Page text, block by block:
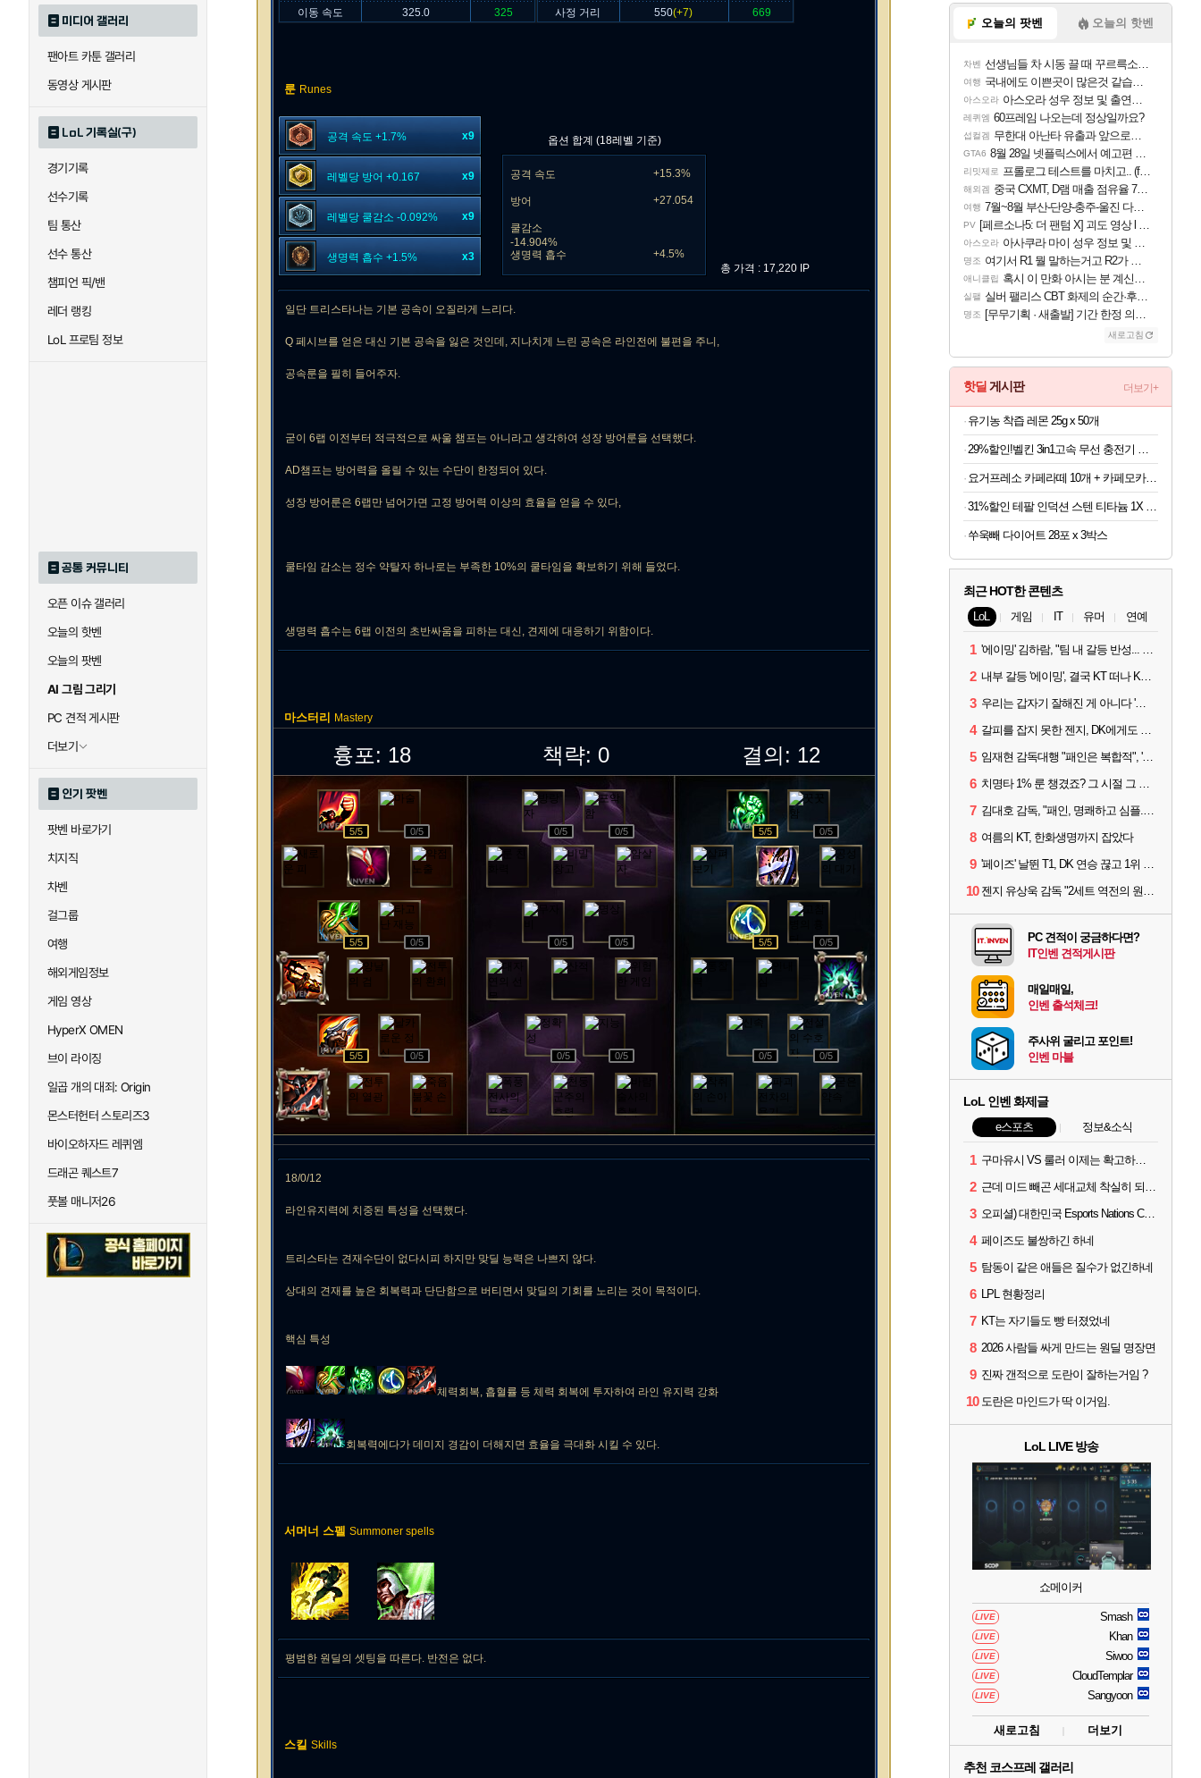
미디어 갤러리
팬아트 카툰 갤러리
동영상 게시판
LoL 기록실(구)
경기기록
선수기록
팀 통산
선수 통산
챔피언 픽/밴
레더 랭킹
LoL 프로팀 정보
공통 커뮤니티
오픈 이슈 갤러리
오늘의 핫벤
오늘의 팟벤
AI 그림 그리기
PC 견적 게시판
더보기
인기 팟벤
팟벤 바로가기
치지직
차벤
걸그룹
여행
해외게임정보
게임 영상
HyperX OMEN
브이 라이징
일곱 개의 대죄: Origin
몬스터헌터 스토리즈3
바이오하자드 레퀴엠
드래곤 퀘스트7
풋볼 매니저26
이동 속도
325.0 325 사정 거리 550(+7) 669
룬 Runes
공격 속도 +1.7% x9
레벨당 방어 +0.167 x9
레벨당 쿨감소 -0.092% x9
생명력 흡수 +1.5% x3
옵션 합계 (18레벨 기준)
공격 속도 +15.3%
방어 +27.054
쿨감소
-14.904%
생명력 흡수
+4.5%
총 가격 : 17,220 IP
일단 트리스타나는 기본 공속이 오질라게 느리다.
Q 페시브를 얻은 대신 기본 공속을 잃은 것인데, 지나치게 느린 공속은 라인전에 불편을 주니,
공속룬을 필히 들어주자.
굳이 6랩 이전부터 적극적으로 싸울 챔프는 아니라고 생각하여 성장 방어룬을 선택했다.
AD챔프는 방어력을 올릴 수 있는 수단이 한정되어 있다.
성장 방어룬은 6랩만 넘어가면 고정 방어력 이상의 효율을 얻을 수 있다,
쿨타임 감소는 정수 약탈자 하나로는 부족한 10%의 쿨타임을 확보하기 위해 들었다.
생명력 흡수는 6랩 이전의 초반싸움을 피하는 대신, 견제에 대응하기 위함이다.
마스터리 Mastery
흉포: 18
5/5 0/5
5/5 0/5
5/5 0/5
책략: 0
0/5 0/5
0/5 0/5
0/5 0/5
결의: 12
5/5 0/5
5/5 0/5
0/5 0/5
18/0/12
라인유지력에 치중된 특성을 선택했다.
트리스타는 견재수단이 없다시피 하지만 맞딜 능력은 나쁘지 않다.
상대의 견재를 높은 회복력과 단단함으로 버티면서 맞딜의 기회를 노리는 것이 목적이다.
핵심 특성
체력회복, 흡혈률 등 체력 회복에 투자하여 라인 유지력 강화
회복력에다가 데미지 경감이 더해지면 효율을 극대화 시킬 수 있다.
서머너 스펠 Summoner spells
평범한 원딜의 셋팅을 따른다. 반전은 없다.
스킬 Skills
오늘의 팟벤 오늘의 핫벤
차벤 선생님들 차 시동 끌 때 꾸르륵소리나는데
여행 국내에도 이쁜곳이 많은것 같습니다
아스오라 아스오라 성우 정보 및 출연작 모음
레퀴엠 60프레임 나오는데 정상일까요?
섭컬겜 무한대 아난타 유출과 앞으로의 예상 (루머)
GTA6 8월 28일 넷플릭스에서 예고편 공개 예정
리밋제로 프롤로그 테스트를 마치고.. (feat. 리아)
해외겜 중국 CXMT, D램 매출 점유율 7%…글로벌 4위로 부상
여행 7월~8월 부산-단양-충주-울진 다녀왔어요~
PV [페르소나5: 더 팬텀 X] 괴도 영상 l 타카마키 안·댄싱 스타
아스오라 아사쿠라 마이 성우 정보 및 주요 필모
명조 여기서 R1 뭘 말하는거고 R2가 뭘말하는걸까요?
애니클립 혹시 이 만화 아시는 분 계신가요
실팰 실버 팰리스 CBT 화제의 순간·후기 모음
명조 [무무기획 · 새출발] 기간 한정 의뢰 이벤트
새로고침
핫딜 게시판 더보기+
유기농 착즙 레몬 25g x 50개
요거프레소 카페라떼 10개 + 카페모카 10개
쑤욱빼 다이어트 28포 x 3박스
최근 HOT한 콘텐츠
LoL 게임 IT 유머 연예
1 '에이밍' 김하람, "팀 내 갈등 반성... 끝까지 뛰고 싶었다"
2 내부 갈등 '에이밍', 결국 KT 떠나 KRX로...'지우'와 트레이드
3 우리는 갑자기 잘해진 게 아니다 '씨맥' 김대호 감독의 자신감
4 갈피를 잡지 못한 젠지, DK에게도 0:2 패배
5 임재현 감독대행 "패인은 복합적", '도란' "팀에 과부하 왔다"
6 치명타 1% 룬 챙겼죠? 그 시절 그 감성 '롤 클래식' 30일 출시
7 김대호 감독, "패인, 명쾌하고 심플...다시 힘낼 수 있어"
8 여름의 KT, 한화생명까지 잡았다
9 '페이즈' 날뛴 T1, DK 연승 끊고 1위 지켜
10 젠지 유상욱 감독 "2세트 역전의 원인...너무 급했다"
PC 견적이 궁금하다면?
IT인벤 견적게시판
매일매일,
인벤 출석체크!
주사위 굴리고 포인트!
인벤 마블
LoL 인벤 화제글
e스포츠 정보&소식
1 구마유시 VS 룰러 이제는 확고하지 않음?
2 근데 미드 빼곤 세대교체 착실히 되고 있네
3 오피셜) 대한민국 Esports Nations Cup 2026 국가대표 명단 모두 확정
4 페이즈도 불쌍하긴 하네
5 탐동이 같은 애들은 질수가 없긴하네
6 LPL 현황정리
7 KT는 자기들도 빵 터졌었네
8 2026 사람들 싸게 만드는 원딜 명장면
9 진짜 갠적으로 도란이 잘하는거임 ?
10 도란은 마인드가 딱 이거임.
LoL LIVE 방송
쇼메이커
LIVE Smash
LIVE Khan
LIVE Siwoo
LIVE CloudTemplar
LIVE Sangyoon
새로고침 더보기
추천 코스프레 갤러리